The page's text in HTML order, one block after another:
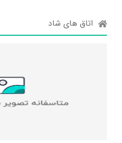
اتاق های شاد